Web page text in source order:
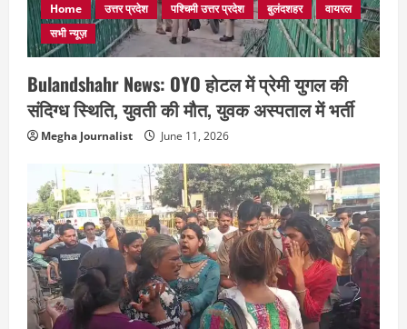
Home उत्तर प्रदेश पश्चिमी उत्तर प्रदेश बुलंदशहर
वायरल
सभी न्यूज़
Bulandshahr News: OYO होटल में प्रेमी युगल की
संदिग्ध स्थिति, युवती की मौत, युवक अस्पताल में भर्ती
Megha Journalist June 11, 2026